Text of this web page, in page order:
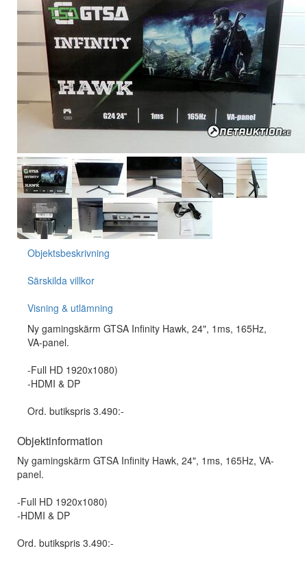
Objektsbeskrivning
Särskilda villkor
Visning & utlämning
Ny gamingskärm GTSA Infinity Hawk, 24", 1ms, 165Hz,
VA-panel.
-Full HD 1920x1080)
-HDMI & DP
Ord. butikspris 3.490:-
Objektinformation
Ny gamingskärm GTSA Infinity Hawk, 24", 1ms, 165Hz, VA-
panel.
-Full HD 1920x1080)
-HDMI & DP
Ord. butikspris 3.490:-